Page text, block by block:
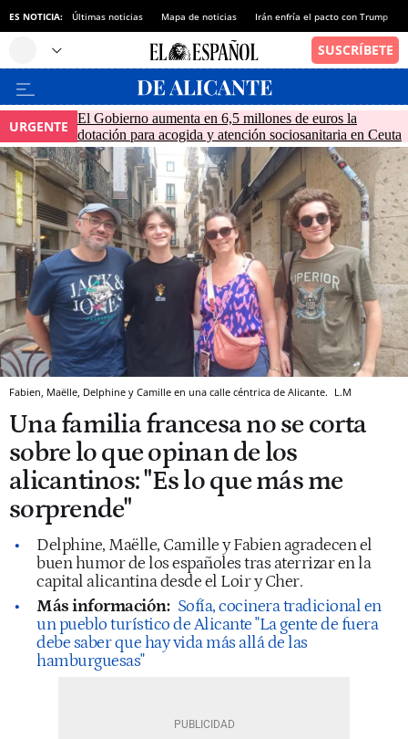
ES NOTICIA: Últimas noticias Mapa de noticias Irán enfría el pacto con Trump
URGENTE
El Gobierno aumenta en 6,5 millones de euros la
dotación para acogida y atención sociosanitaria en Ceuta
Fabien, Maëlle, Delphine y Camille en una calle céntrica de Alicante. L.M
Una familia francesa no se corta
sobre lo que opinan de los
alicantinos: "Es lo que más me
sorprende"
Delphine, Maëlle, Camille y Fabien agradecen el
buen humor de los españoles tras aterrizar en la
capital alicantina desde el Loir y Cher.
Más información: Sofía, cocinera tradicional en
un pueblo turístico de Alicante "La gente de fuera
debe saber que hay vida más allá de las
hamburguesas"